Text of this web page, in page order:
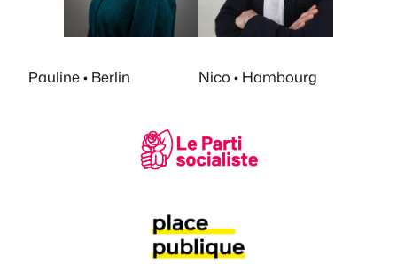
Pauline • Berlin Nico • Hambourg